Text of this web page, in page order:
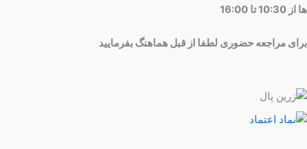
ها از 10:30 تا 16:00
برای مراجعه حضوری لطفا از قبل هماهنگ بفرمایید